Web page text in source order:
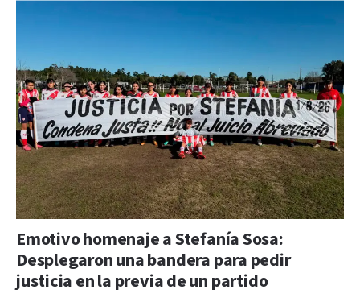
Emotivo homenaje a Stefanía Sosa:
Desplegaron una bandera para pedir
justicia en la previa de un partido